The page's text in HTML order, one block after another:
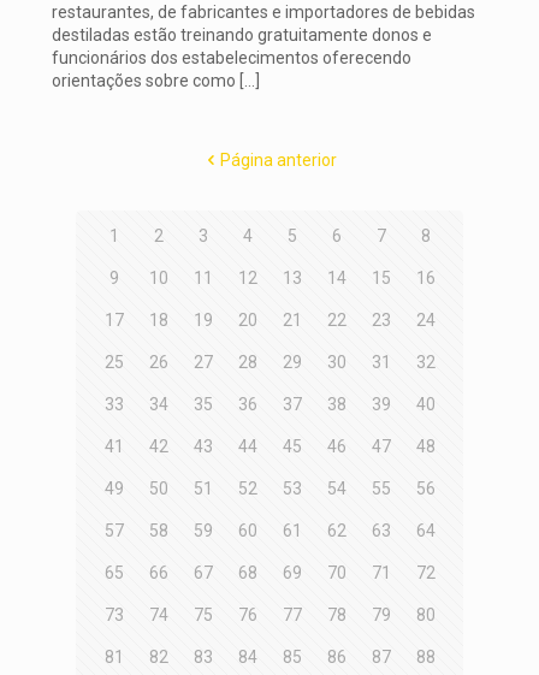
restaurantes, de fabricantes e importadores de bebidas
destiladas estão treinando gratuitamente donos e
funcionários dos estabelecimentos oferecendo
orientações sobre como […]
Página anterior
1 2 3 4 5 6 7 8
9 10 11 12 13 14 15 16
17 18 19 20 21 22 23 24
25 26 27 28 29 30 31 32
33 34 35 36 37 38 39 40
41 42 43 44 45 46 47 48
49 50 51 52 53 54 55 56
57 58 59 60 61 62 63 64
65 66 67 68 69 70 71 72
73 74 75 76 77 78 79 80
81 82 83 84 85 86 87 88